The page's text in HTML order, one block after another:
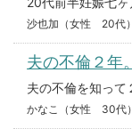
沙也加（女性 20代）
夫の不倫２年
かなこ（女性 30代）